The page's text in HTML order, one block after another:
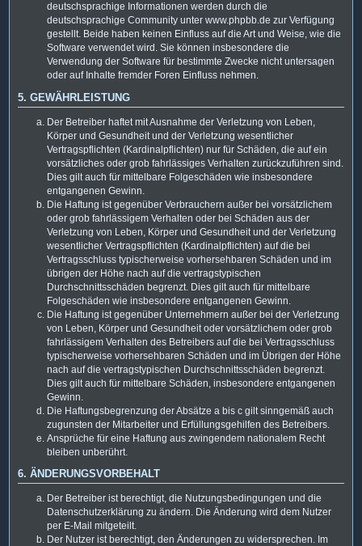
deutschsprachige Informationen werden durch die
deutschsprachige Community unter www.phpbb.de zur Verfügung
gestellt. Beide haben keinen Einfluss auf die Art und Weise, wie die
Software verwendet wird. Sie können insbesondere die
Verwendung der Software für bestimmte Zwecke nicht untersagen
oder auf Inhalte fremder Foren Einfluss nehmen.
5. GEWÄHRLEISTUNG
Der Betreiber haftet mit Ausnahme der Verletzung von Leben,
Körper und Gesundheit und der Verletzung wesentlicher
Vertragspflichten (Kardinalpflichten) nur für Schäden, die auf ein
vorsätzliches oder grob fahrlässiges Verhalten zurückzuführen sind.
Dies gilt auch für mittelbare Folgeschäden wie insbesondere
entgangenen Gewinn.
Die Haftung ist gegenüber Verbrauchern außer bei vorsätzlichem
oder grob fahrlässigem Verhalten oder bei Schäden aus der
Verletzung von Leben, Körper und Gesundheit und der Verletzung
wesentlicher Vertragspflichten (Kardinalpflichten) auf die bei
Vertragsschluss typischerweise vorhersehbaren Schäden und im
übrigen der Höhe nach auf die vertragstypischen
Durchschnittsschäden begrenzt. Dies gilt auch für mittelbare
Folgeschäden wie insbesondere entgangenen Gewinn.
Die Haftung ist gegenüber Unternehmern außer bei der Verletzung
von Leben, Körper und Gesundheit oder vorsätzlichem oder grob
fahrlässigem Verhalten des Betreibers auf die bei Vertragsschluss
typischerweise vorhersehbaren Schäden und im Übrigen der Höhe
nach auf die vertragstypischen Durchschnittsschäden begrenzt.
Dies gilt auch für mittelbare Schäden, insbesondere entgangenen
Gewinn.
Die Haftungsbegrenzung der Absätze a bis c gilt sinngemäß auch
zugunsten der Mitarbeiter und Erfüllungsgehilfen des Betreibers.
Ansprüche für eine Haftung aus zwingendem nationalem Recht
bleiben unberührt.
6. ÄNDERUNGSVORBEHALT
Der Betreiber ist berechtigt, die Nutzungsbedingungen und die
Datenschutzerklärung zu ändern. Die Änderung wird dem Nutzer
per E-Mail mitgeteilt.
Der Nutzer ist berechtigt, den Änderungen zu widersprechen. Im